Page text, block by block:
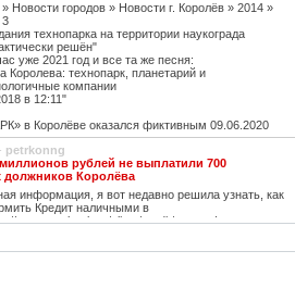
Новости городов » Новости г. Королёв » 2014 »
3
технопарка на территории наукограда
решён"
уже 2021 год и все та же песня:
Королева: технопарк, планетарий и
компании
в 12:11"
в Королёве оказался фиктивным 09.06.2020
- petrkonng
рублей не выплатили 700
должников Королёва
информация, я вот недавно решила узнать, как
Кредит наличными в
www.vostbank.ru/client/credit/ тут информацию в